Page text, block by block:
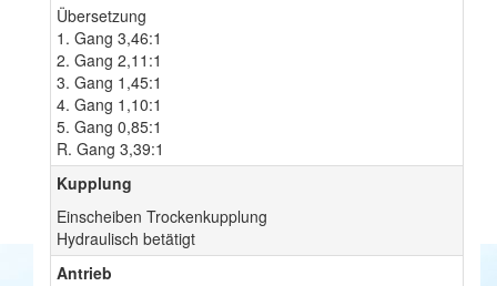
Übersetzung
1. Gang 3,46:1
2. Gang 2,11:1
3. Gang 1,45:1
4. Gang 1,10:1
5. Gang 0,85:1
R. Gang 3,39:1
Kupplung
Einscheiben Trockenkupplung
Hydraulisch betätigt
Antrieb